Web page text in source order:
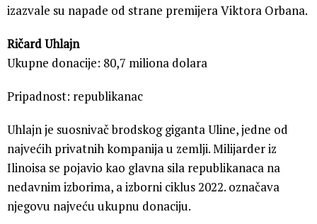
izazvale su napade od strane premijera Viktora Orbana.
Ričard Uhlajn
Ukupne donacije: 80,7 miliona dolara
Pripadnost: republikanac
Uhlajn je suosnivač brodskog giganta Uline, jedne od
najvećih privatnih kompanija u zemlji. Milijarder iz
Ilinoisa se pojavio kao glavna sila republikanaca na
nedavnim izborima, a izborni ciklus 2022. označava
njegovu najveću ukupnu donaciju.